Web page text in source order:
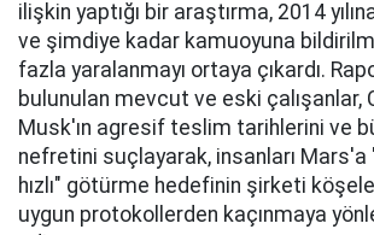
ilişkin yaptığı bir araştırma, 2014
ve şimdiye kadar kamuoyuna
fazla yaralanmayı ortaya çıkardı.
bulunulan mevcut ve eski çalışanlar,
Musk'ın agresif teslim tarihlerini ve
nefretini suçlayarak, insanları Mars'a
hızlı" götürme hedefinin şirketi
uygun protokollerden kaçınmaya